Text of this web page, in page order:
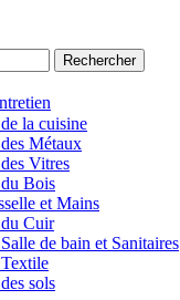
Rechercher
la cuisine
Métaux
Vitres
Bois
et Mains
Cuir
de bain et Sanitaires
sols